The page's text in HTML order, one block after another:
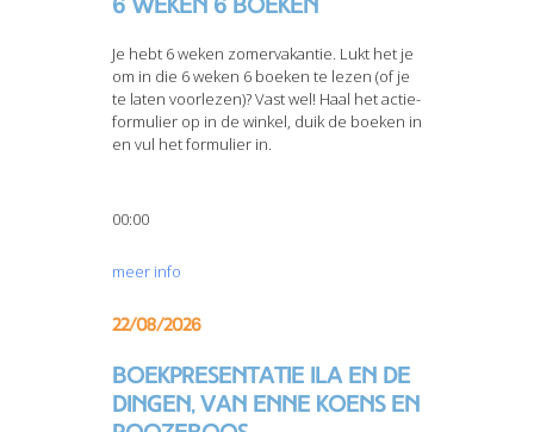
Je hebt 6 weken zomervakantie. Lukt het je
om in die 6 weken 6 boeken te lezen (of je
te laten voorlezen)? Vast wel! Haal het actie-
formulier op in de winkel, duik de boeken in
en vul het formulier in.
00:00
meer info
22/08/2026
Boekpresentatie Ila en de
dingen, van Enne Koens en